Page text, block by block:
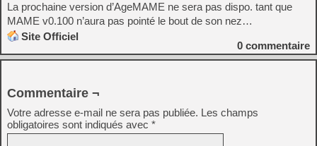
La prochaine version d’AgeMAME ne sera pas dispo. tant que
MAME v0.100 n’aura pas pointé le bout de son nez…
Site Officiel
0 commentaire
Commentaire ¬
Votre adresse e-mail ne sera pas publiée. Les champs
obligatoires sont indiqués avec *